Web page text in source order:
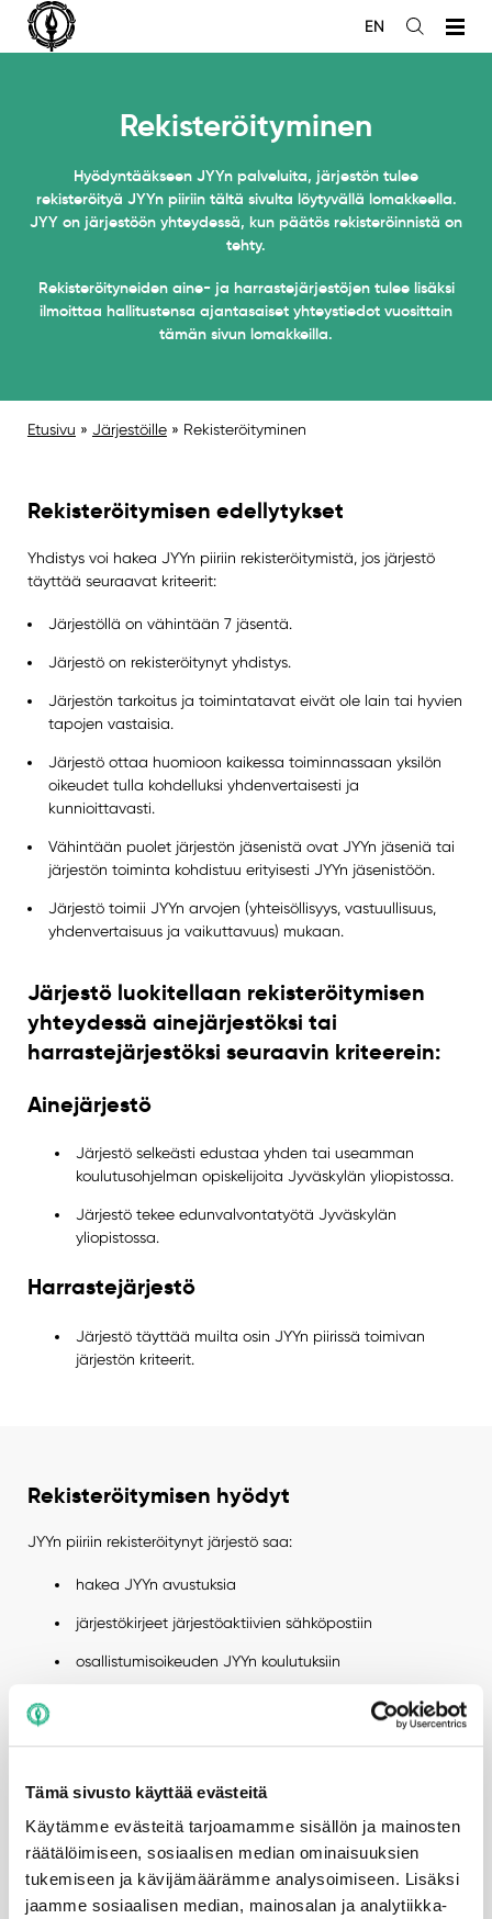
Tämä sivusto käyttää evästeitä
Käytämme evästeitä tarjoamamme sisällön ja mainosten
räätälöimiseen, sosiaalisen median ominaisuuksien
tukemiseen ja kävijämäärämme analysoimiseen. Lisäksi
jaamme sosiaalisen median, mainosalan ja analytiikka-
Siirry
sisältöön
Avaa
EN
Etusivu » Järjestöille» Rekisteröityminen
Rekisteröityminen
Hyödyntääkseen JYYn palveluita, järjestön tulee
rekisteröityä JYYn piiriin tältä sivulta löytyvällä lomakkeella.
JYY on järjestöön yhteydessä, kun päätös rekisteröinnistä on
tehty.
Rekisteröityneiden aine- ja harrastejärjestöjen tulee lisäksi
ilmoittaa hallitustensa ajantasaiset yhteystiedot vuosittain
tämän sivun lomakkeilla.
Rekisteröitymisen edellytykset
Yhdistys voi hakea JYYn piiriin rekisteröitymistä, jos järjestö
täyttää seuraavat kriteerit:
Järjestöllä on vähintään 7 jäsentä.
Järjestö on rekisteröitynyt yhdistys.
Järjestön tarkoitus ja toimintatavat eivät ole lain tai hyvien
tapojen vastaisia.
Järjestö ottaa huomioon kaikessa toiminnassaan yksilön
oikeudet tulla kohdelluksi yhdenvertaisesti ja
kunnioittavasti.
Vähintään puolet järjestön jäsenistä ovat JYYn jäseniä tai
järjestön toiminta kohdistuu erityisesti JYYn jäsenistöön.
Järjestö toimii JYYn arvojen (yhteisöllisyys, vastuullisuus,
yhdenvertaisuus ja vaikuttavuus) mukaan.
Järjestö luokitellaan rekisteröitymisen
yhteydessä ainejärjestöksi tai
harrastejärjestöksi seuraavin kriteerein:
Ainejärjestö
Järjestö selkeästi edustaa yhden tai useamman
koulutusohjelman opiskelijoita Jyväskylän yliopistossa.
Järjestö tekee edunvalvontatyötä Jyväskylän
yliopistossa.
Harrastejärjestö
Järjestö täyttää muilta osin JYYn piirissä toimivan
järjestön kriteerit.
Rekisteröitymisen hyödyt
JYYn piiriin rekisteröitynyt järjestö saa:
hakea JYYn avustuksia
järjestökirjeet järjestöaktiivien sähköpostiin
osallistumisoikeuden JYYn koulutuksiin
kautensa ajaksi (koskee vain ainejärjestöjä)
muita erikseen ilmoitettavia järjestöpalveluita